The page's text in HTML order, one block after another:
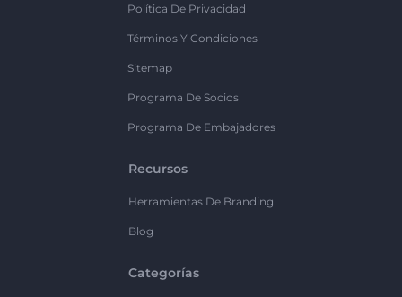
Política De Privacidad
Términos Y Condiciones
Sitemap
Programa De Socios
Programa De Embajadores
Recursos
Herramientas De Branding
Blog
Categorías